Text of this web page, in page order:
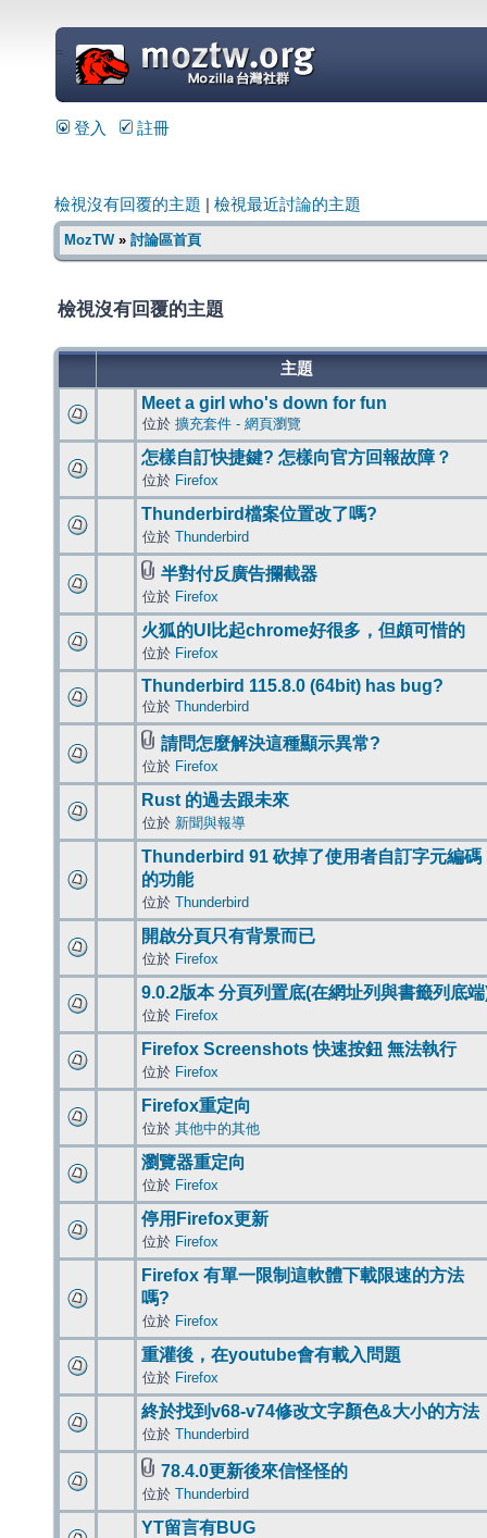
=
登入 註冊
檢視沒有回覆的主題 檢視最近討論的主題
MozTW» 討論區首頁
檢視沒有回覆的主題
主題
Meet a girl who's down for fun
位於 擴充套件 - 網頁瀏覽
怎樣自訂快捷鍵? 怎樣向官方回報故障？
位於 Firefox
Thunderbird檔案位置改了嗎?
位於 Thunderbird
半對付反廣告攔截器
位於 Firefox
火狐的UI比起chrome好很多，但頗可惜的
位於 Firefox
Thunderbird 115.8.0 (64bit) has bug?
位於 Thunderbird
請問怎麼解決這種顯示異常?
位於 Firefox
Rust 的過去跟未來
位於 新聞與報導
Thunderbird 91 砍掉了使用者自訂字元編碼
的功能
位於 Thunderbird
開啟分頁只有背景而已
位於 Firefox
9.0.2版本 分頁列置底(在網址列與書籤列底
位於 Firefox
Firefox Screenshots 快速按鈕 無法執行
位於 Firefox
Firefox重定向
位於 其他中的其他
瀏覽器重定向
位於 Firefox
停用Firefox更新
位於 Firefox
Firefox 有單一限制這軟體下載限速的方法
嗎?
位於 Firefox
重灌後，在youtube會有載入問題
位於 Firefox
終於找到v68-v74修改文字顏色&大小的方法
位於 Thunderbird
78.4.0更新後來信怪怪的
位於 Thunderbird
YT留言有BUG